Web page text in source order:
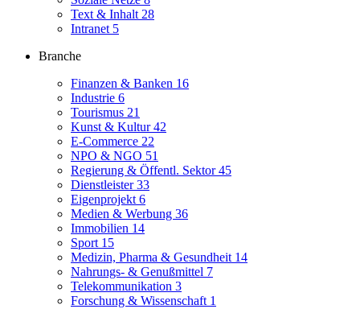
Text & Inhalt 28
Intranet 5
Branche
Finanzen & Banken 16
Industrie 6
Tourismus 21
Kunst & Kultur42
E-Commerce 22
NPO & NGO 51
Regierung & Öffentl. Sektor45
Dienstleister33
Eigenprojekt 6
Medien & Werbung 36
Immobilien 14
Sport 15
Medizin, Pharma & Gesundheit 14
Nahrungs- & Genußmittel 7
Telekommunikation 3
Forschung & Wissenschaft 1